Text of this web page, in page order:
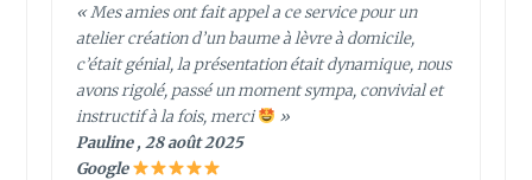
« Mes amies ont fait appel a ce service pour un
atelier création d’un baume à lèvre à domicile,
c’était génial, la présentation était dynamique, nous
avons rigolé, passé un moment sympa, convivial et
instructif à la fois, merci
»
Pauline , 28 août 2025
Google